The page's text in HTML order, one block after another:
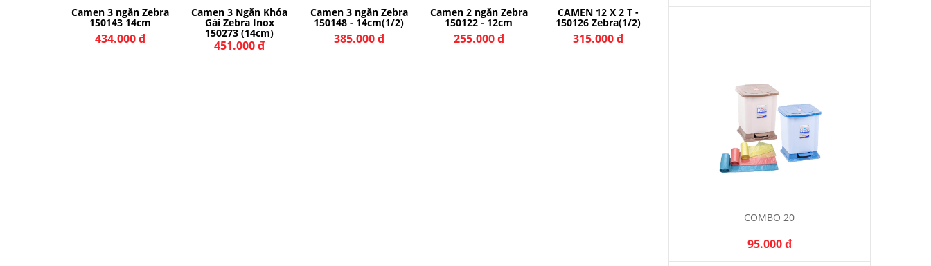
Camen 3 ngăn Zebra
150143 14cm
434.000 đ
Camen 3 Ngăn Khóa
Gài Zebra Inox
150273 (14cm)
451.000 đ
Camen 3 ngăn Zebra
150148 - 14cm(1/2)
385.000 đ
Camen 2 ngăn Zebra
150122 - 12cm
255.000 đ
CAMEN 12 X 2 T -
150126 Zebra(1/2)
315.000 đ
COMBO 20
95.000 đ